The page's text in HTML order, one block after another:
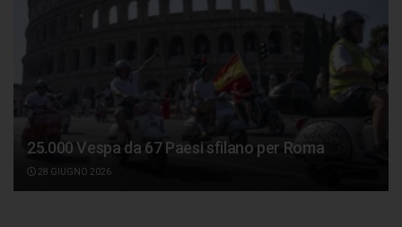
25.000 Vespa da 67 Paesi sfilano per Roma
28 GIUGNO 2026